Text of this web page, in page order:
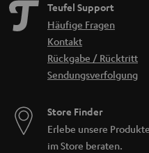
Teufel Support
Häufige Fragen
Kontakt
Rückgabe / Rücktritt
Sendungsverfolgung
Store Finder
Erlebe unsere
im Store beraten.